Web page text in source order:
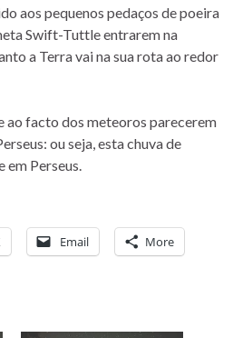
aos pequenos pedaços de poeira
Swift-Tuttle entrarem na
a Terra vai na sua rota ao redor
ao facto dos meteoros parecerem
ou seja, esta chuva de
em Perseus.
Email More